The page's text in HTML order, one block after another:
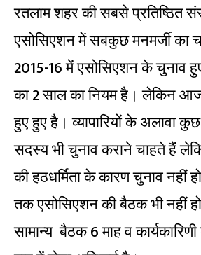
रतलाम शहर की सबसे प्रतिष्ठित
एसोसिएशन में सबकुछ मनमर्जी का
2015-16 में एसोसिएशन के चुनाव
का 2 साल का नियम है। लेकिन
हुए हुए है। व्यापारियों के अलावा कुछ
सदस्य भी चुनाव कराने चाहते हैं
की हठधर्मिता के कारण चुनाव नहीं
तक एसोसिएशन की बैठक भी नहीं
सामान्य बैठक 6 माह व